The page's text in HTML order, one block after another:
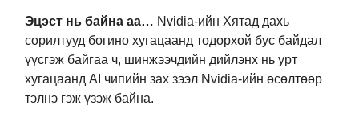
Эцэст нь байна аа… Nvidia-ийн Хятад дахь
сорилтууд богино хугацаанд тодорхой бус байдал
үүсгэж байгаа ч, шинжээчдийн дийлэнх нь урт
хугацаанд AI чипийн зах зээл Nvidia-ийн өсөлтөөр
тэлнэ гэж үзэж байна.